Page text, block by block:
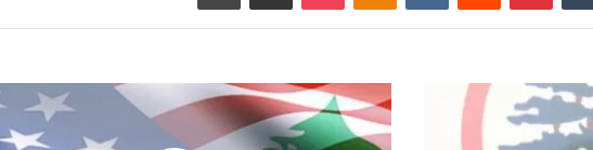
ا
ل
ل